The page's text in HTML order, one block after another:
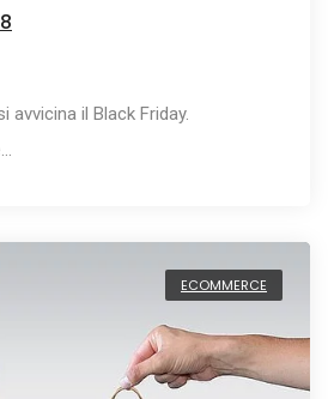
avvicina il Black Friday.
ECOMMERCE